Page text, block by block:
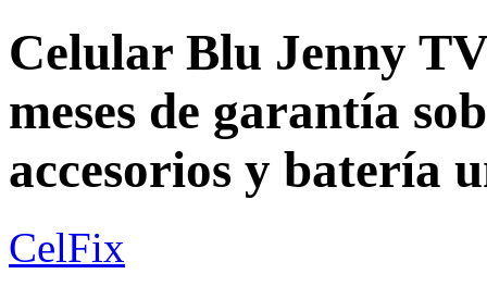
Celular Blu Jenny
meses de garantía
accesorios y batería
CelFix